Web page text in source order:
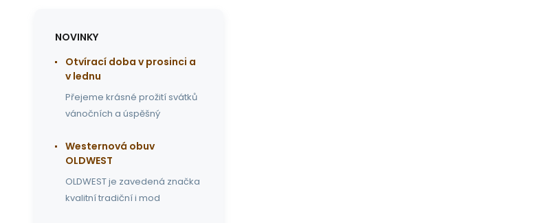
NOVINKY
Otvírací doba v prosinci a
v lednu
Přejeme krásné prožití svátků
vánočních a úspěšný
Westernová obuv
OLDWEST
OLDWEST je zavedená značka
kvalitní tradiční i mod